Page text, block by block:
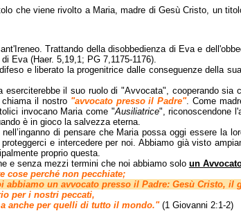
che viene rivolto a Maria, madre di Gesù Cristo, un
Trattando della disobbedienza di Eva e
di Eva (Haer. 5,19,1; PG 7,1175-1176).
e liberato la progenitrice dalle conseguenze della
eserciterebbe il suo ruolo di "Avvocata", cooperando
il nostro "avvocato presso il Padre". Come
invocano Maria come "Ausiliatrice", riconoscendone
è in gioco la salvezza eterna.
nell’inganno di pensare che Maria possa oggi essere la
e intercedere per noi. Abbiamo già visto
proprio questa.
e senza mezzi termini che noi abbiamo solo un
cose perché non pecchiate;
abbiamo un avvocato presso il Padre: Gesù Cristo, il
per i nostri peccati,
anche per quelli di tutto il mondo." (1 Giovanni 2:1-2)